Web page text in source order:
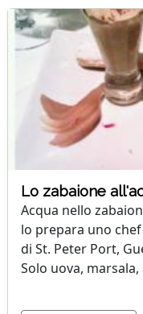
Lo zabaione
Acqua nello
lo prepara uno
di St. Peter Port,
Solo uova, marsala,